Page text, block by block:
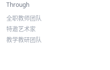
Through
全职教师团队
特邀艺术家
教学教研团队